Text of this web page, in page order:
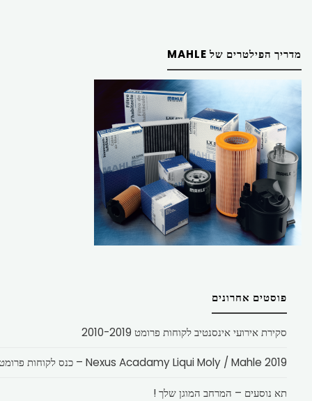
מדריך הפילטרים של MAHLE
פוסטים אחרונים
סקירת אירועי אינסנטיב לקוחות פרומט 2010-2019
Nexus Acadamy Liqui Moly / Mahle 2019 – כנס לקוחות פרומט
תא נוסעים – המרחב המוגן שלך !